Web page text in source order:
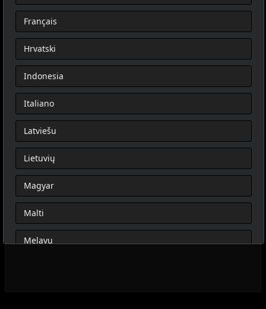
Français
Hrvatski
Indonesia
Italiano
Latviešu
Lietuvių
Magyar
Malti
Melayu